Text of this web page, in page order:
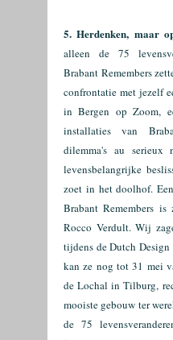
5. Herdenken, maar
alleen de 75
Brabant Remembers
confrontatie met jezelf
in Bergen op Zoom,
installaties van
dilemma's au
levensbelangrijke
zoet in het doolhof.
Brabant Remembers is
Rocco Verdult. Wij
tijdens de Dutch
kan ze nog tot 31 mei
de Lochal in Tilburg,
mooiste gebouw ter
de 75